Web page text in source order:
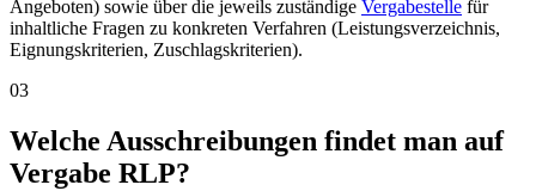
Angeboten) sowie über die jeweils zuständige Vergabestelle für
inhaltliche Fragen zu konkreten Verfahren (Leistungsverzeichnis,
Eignungskriterien, Zuschlagskriterien).
03
Welche Ausschreibungen findet man auf
Vergabe RLP?